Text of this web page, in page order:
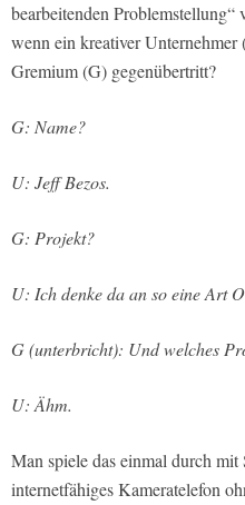
bearbeitenden
wenn ein kreativer Unternehmer
Gremium (G) gegenübertritt?
G: Name?
U: Jeff Bezos.
G: Projekt?
U: Ich denke da an so eine Art
G (unterbricht): Und welches
U: Ähm.
Man spiele das einmal durch mit
internetfähiges Kameratelefon